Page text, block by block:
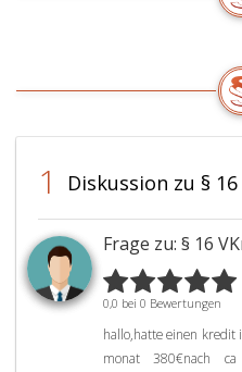
1 Diskussion zu § 16
Frage zu: § 16
0,0 bei 0 Bewertungen
hallo,hatte einen kredit
monat 380€nach